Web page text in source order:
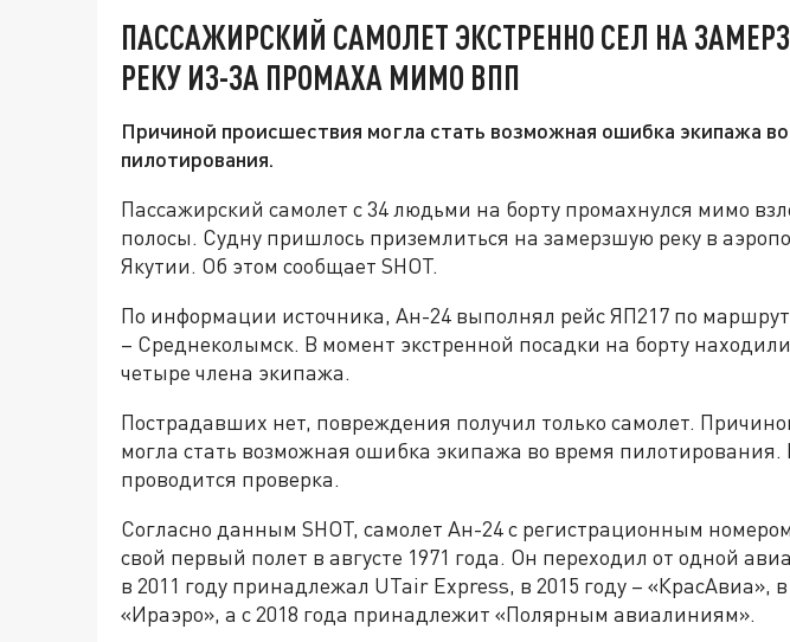
ПАССАЖИРСКИЙ САМОЛЕТ ЭКСТРЕННО СЕЛ НА
РЕКУ ИЗ-ЗА ПРОМАХА МИМО ВПП
Причиной происшествия могла стать возможная ошибка экипажа
пилотирования.
Пассажирский самолет с 34 людьми на борту промахнулся мимо
полосы. Судну пришлось приземлиться на замерзшую реку в
Якутии. Об этом сообщает SHOT.
По информации источника, Ан-24 выполнял рейс ЯП217 по
– Среднеколымск. В момент экстренной посадки на борту
четыре члена экипажа.
Пострадавших нет, повреждения получил только самолет.
могла стать возможная ошибка экипажа во время
проводится проверка.
Согласно данным SHOT, самолет Ан-24 с регистрационным
свой первый полет в августе 1971 года. Он переходил от одной
в 2011 году принадлежал UTair Express, в 2015 году – «КрасАвиа», в
«Ираэро», а с 2018 года принадлежит «Полярным авиалиниям».